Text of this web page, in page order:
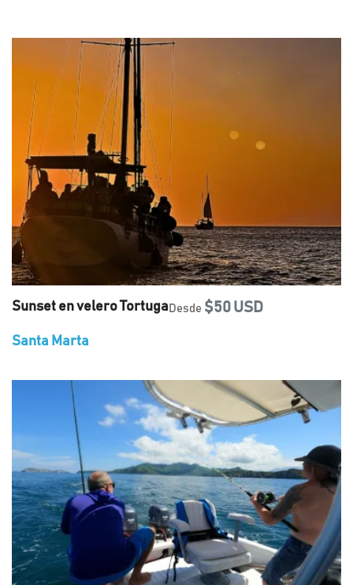
Sunset en velero Tortuga Desde $50 USD
Santa Marta